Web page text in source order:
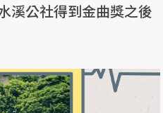
公社得到金曲獎之後